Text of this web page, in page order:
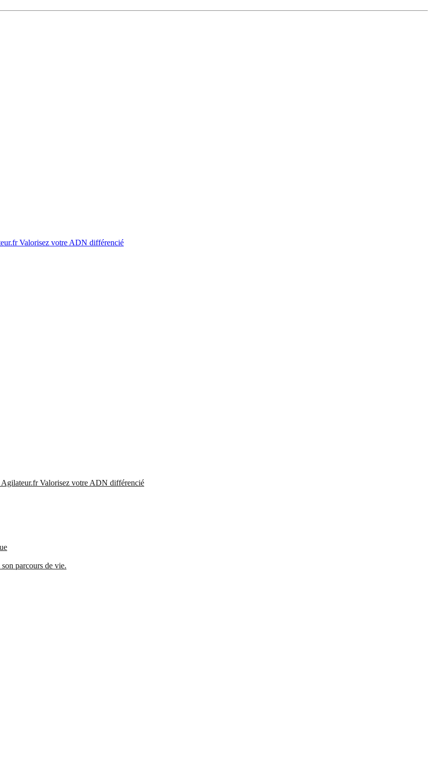
Valorisez votre ADN différencié
Agilateur.frValorisez votre ADN différencié
parcours de vie.